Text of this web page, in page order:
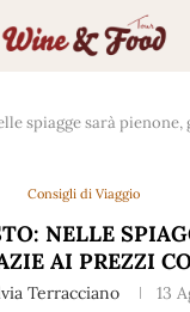
spiagge sarà
Consigli di Viaggio
NELLE
AI PREZZI
Terracciano 13